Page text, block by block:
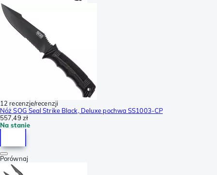
12 recenzje/recenzji
Nóż SOG Seal Strike Black, Deluxe pochwa SS1003-CP
557,49 zł
Na stanie
Porównaj